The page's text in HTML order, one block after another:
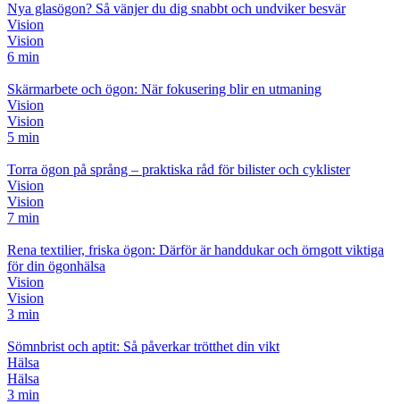
Nya glasögon? Så vänjer du dig snabbt och undviker besvär
Vision
Vision
6 min
Skärmarbete och ögon: När fokusering blir en utmaning
Vision
Vision
5 min
Torra ögon på språng – praktiska råd för bilister och cyklister
Vision
Vision
7 min
Rena textilier, friska ögon: Därför är handdukar och örngott viktiga
för din ögonhälsa
Vision
Vision
3 min
Sömnbrist och aptit: Så påverkar trötthet din vikt
Hälsa
Hälsa
3 min